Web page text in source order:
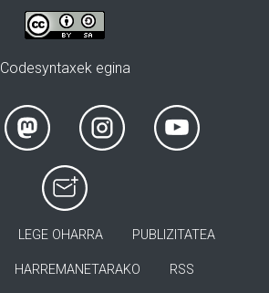
Codesyntaxek egina
LEGE OHARRA PUBLIZITATEA
HARREMANETARAKO RSS